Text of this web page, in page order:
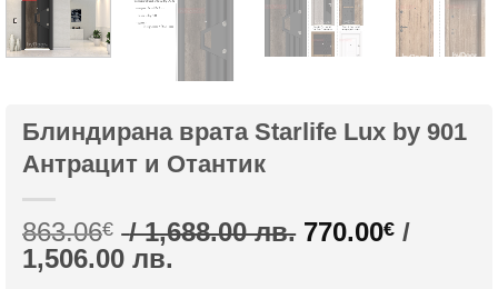
Блиндирана врата Starlife Lux by 901
Антрацит и Отантик
863.06€ / 1,688.00 лв. Original
770.00€ /
1,506.00 лв.